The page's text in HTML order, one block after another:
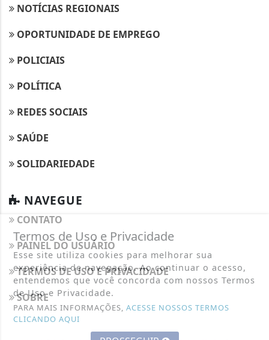
NOTÍCIAS REGIONAIS
OPORTUNIDADE DE EMPREGO
POLICIAIS
POLÍTICA
REDES SOCIAIS
SAÚDE
SOLIDARIEDADE
NAVEGUE
CONTATO
PAINEL DO USUÁRIO
TERMOS DE USO E PRIVACIDADE
SOBRE
Termos de Uso e Privacidade
Esse site utiliza cookies para melhorar sua
experiência de navegação. Ao continuar o acesso,
entendemos que você concorda com nossos Termos
de Uso e Privacidade.
PARA MAIS INFORMAÇÕES,ACESSE NOSSOS TERMOS
CLICANDO AQUI